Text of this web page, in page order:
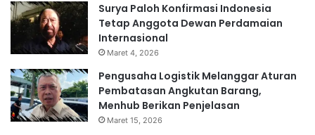
Surya Paloh Konfirmasi Indonesia
Tetap Anggota Dewan Perdamaian
Internasional
Maret 4, 2026
Pengusaha Logistik Melanggar Aturan
Pembatasan Angkutan Barang,
Menhub Berikan Penjelasan
Maret 15, 2026